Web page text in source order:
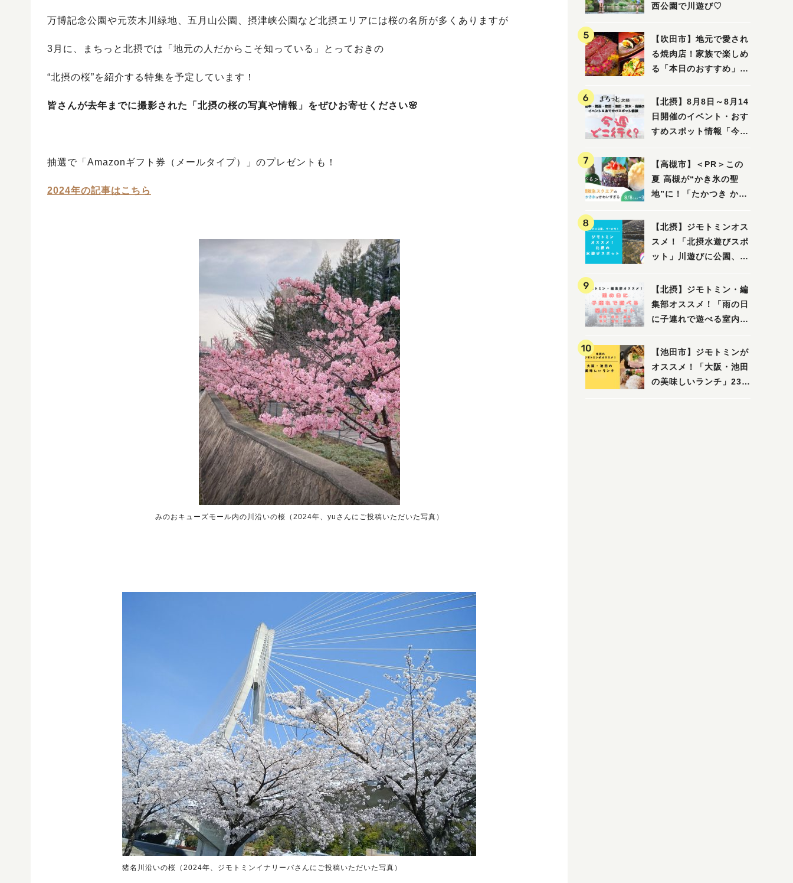
万博記念公園や元茨木川緑地、五月山公園、摂津峡公園など北摂エリアには桜の名所が多くありますが
3月に、まちっと北摂では「地元の人だからこそ知っている」とっておきの
“北摂の桜”を紹介する特集を予定しています！
皆さんが去年までに撮影された「北摂の桜の写真や情報」をぜひお寄せください🌸
抽選で「Amazonギフト券（メールタイプ）」のプレゼントも！
2024年の記事はこちら
みのおキューズモール内の川沿いの桜（2024年、yuさんにご投稿いただいた写真）
猪名川沿いの桜（2024年、ジモトミンイナリーバさんにご投稿いただいた写真）
西公園で川遊び♡
【吹田市】地元で愛され
る焼肉店！家族で楽しめ
る「本日のおすすめ」で
【北摂】8月8日～8月14
日開催のイベント・おす
すめスポット情報「今週
面・吹田・池田・茨木・
高槻）
【高槻市】＜PR＞この
夏 高槻が“かき氷の聖
地”に！「たかつき かき
8日（土）～31日（月）
【北摂】ジモトミンオス
スメ！「北摂水遊びスポ
ット」川遊びに公園、プ
吹田・茨木・高槻）
【北摂】ジモトミン・編
集部オススメ！「雨の日
に子連れで遊べる室内ス
箕面・吹田・豊中・茨
木・池田）
【池田市】ジモトミンが
オススメ！「大阪・池田
の美味しいランチ」23